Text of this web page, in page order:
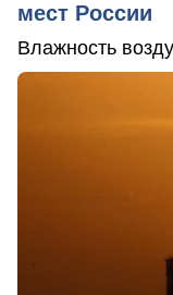
мест России
Влажность